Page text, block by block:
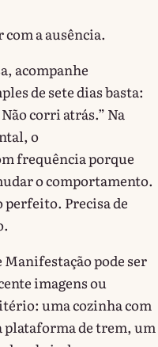
a ausência.
acompanhe
de sete dias basta:
corri atrás.” Na
o
frequência porque
o comportamento.
perfeito. Precisa de
Manifestação pode ser
imagens ou
uma cozinha com
plataforma de trem, um